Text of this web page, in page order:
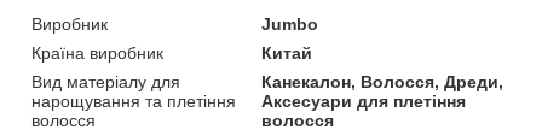
Виробник
Jumbo
Країна виробник
Китай
Вид матеріалу для
нарощування та плетіння
волосся
Канекалон, Волосся, Дреди,
Аксесуари для плетіння
волосся